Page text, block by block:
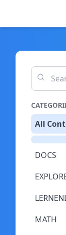
All
DOCS
MATH